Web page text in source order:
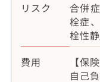
リスク
合併
栓症
栓性
費用
【保
自己